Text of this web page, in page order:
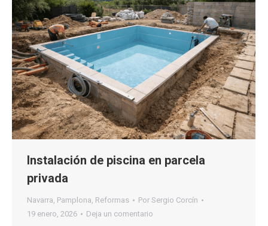
Instalación de piscina en parcela
privada
Navarra, Pamplona, Reformas Por Sergio Corcín
19 enero, 2026
Deja un comentario